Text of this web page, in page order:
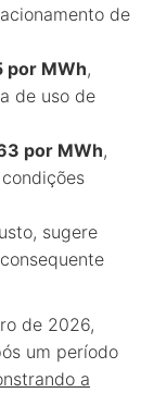
de
por MWh,
de uso de
por MWh,
sugere
de 2026,
um período
a